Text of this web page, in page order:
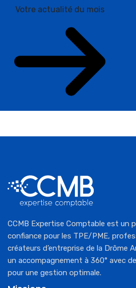
Votre actualité du mois
CCMB Expertise Comptable est un
confiance pour les TPE/PME,
créateurs d’entreprise de la Drôme
un accompagnement à 360° avec
pour une gestion optimale.